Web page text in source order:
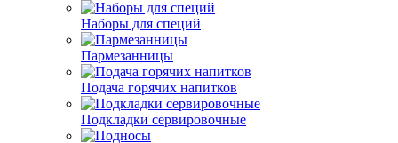
Наборы для специй
Пармезанницы
Подача горячих напитков
Подкладки сервировочные